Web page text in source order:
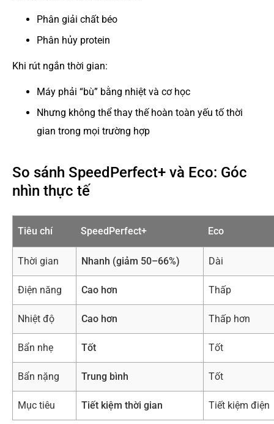
Phân giải chất béo
Phân hủy protein
Khi rút ngắn thời gian:
Máy phải “bù” bằng nhiệt và cơ học
Nhưng không thể thay thế hoàn toàn yếu tố thời
gian trong mọi trường hợp
So sánh SpeedPerfect+ và Eco: Góc
nhìn thực tế
Tiêu chí SpeedPerfect+ Eco
Thời gian Nhanh (giảm 50–66%) Dài
Điện năng Cao hơn Thấp
Nhiệt độ Cao hơn Thấp hơn
Bẩn nhẹ Tốt Tốt
Bẩn nặng Trung bình Tốt
Mục tiêu Tiết kiệm thời gian Tiết kiệm điện